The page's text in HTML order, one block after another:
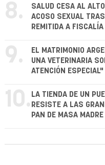
8.
SALUD CESA AL
ACOSO SEXUAL
REMITIDA A FISCALÍA
9.
EL MATRIMONIO
UNA VETERINARIA
ATENCIÓN ESPECIAL"
10. LA TIENDA DE UN
RESISTE A LAS
PAN DE MASA